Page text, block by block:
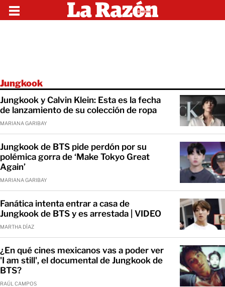
Jungkook
Jungkook y Calvin Klein: Esta es la fecha
de lanzamiento de su colección de ropa
MARIANA GARIBAY
Jungkook de BTS pide perdón por su
polémica gorra de ‘Make Tokyo Great
Again’
MARIANA GARIBAY
Fanática intenta entrar a casa de
Jungkook de BTS y es arrestada | VIDEO
MARTHA DÍAZ
¿En qué cines mexicanos vas a poder ver
'I am still', el documental de Jungkook de
BTS?
RAÚL CAMPOS